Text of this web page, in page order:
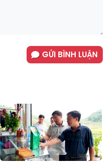
GỬI BÌNH LUẬN